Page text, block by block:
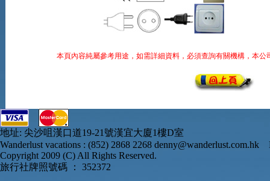
本頁內容純屬參考用途，如需詳細資料，必須查詢有關機構，本
地址: 尖沙咀漢口道19-21號漢宜大廈1樓D室
Wanderlust vacations : (852) 2868 2268
Copyright 2009 (C) All Rights Reserved.
旅行社牌照號碼 ： 352372